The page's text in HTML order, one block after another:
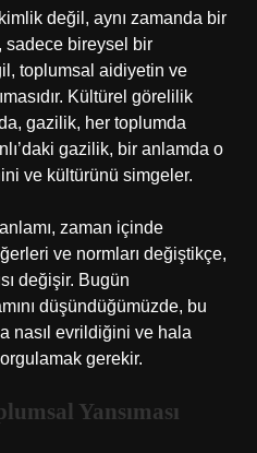
değil, aynı zamanda bir
sadece bireysel bir
toplumsal aidiyetin ve
Kültürel görelilik
gazilik, her toplumda
gazilik, bir anlamda o
ve kültürünü simgeler.
zaman içinde
ve normları değiştikçe,
değişir. Bugün
düşündüğümüzde, bu
nasıl evrildiğini ve hala
gerekir.
Yansıması